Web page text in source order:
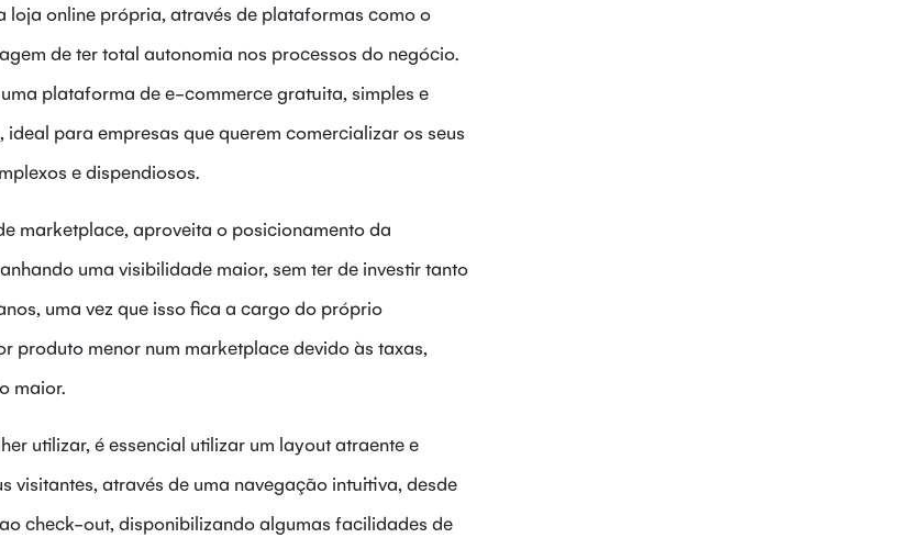
loja online própria, através de plataformas como o
de ter total autonomia nos processos do negócio.
plataforma de e-commerce gratuita, simples e
para empresas que querem comercializar os seus
e dispendiosos.
marketplace, aproveita o posicionamento da
uma visibilidade maior, sem ter de investir tanto
uma vez que isso fica a cargo do próprio
produto menor num marketplace devido às taxas,
maior.
utilizar, é essencial utilizar um layout atraente e
visitantes, através de uma navegação intuitiva, desde
check-out, disponibilizando algumas facilidades de